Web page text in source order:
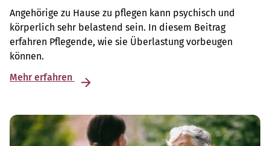
Angehörige zu Hause zu pflegen kann psychisch und
körperlich sehr belastend sein. In diesem Beitrag
erfahren Pflegende, wie sie Überlastung vorbeugen
können.
Mehr erfahren